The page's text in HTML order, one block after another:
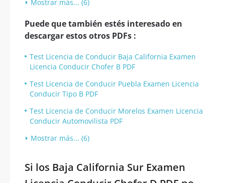
Mostrar más... (6)
Puede que también estés interesado en
descargar estos otros PDFs :
Test Licencia de Conducir Baja California Examen
Licencia Conducir Chofer B PDF
Test Licencia de Conducir Puebla Examen Licencia
Conducir Tipo B PDF
Test Licencia de Conducir Morelos Examen Licencia
Conducir Automovilista PDF
Mostrar más... (6)
Si los Baja California Sur Examen